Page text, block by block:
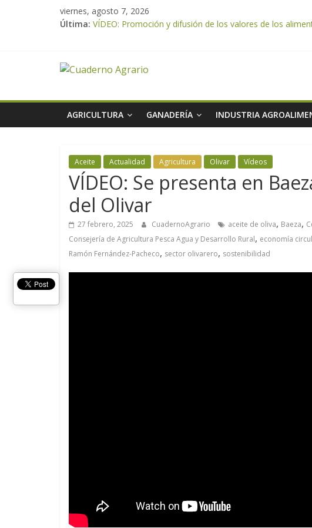
viernes, agosto 7, 2026
Última: VÍDEO: Promoción y difusión de los valores de los
El Ministerio de Agricultura, Pesca y Alimentación
El Ministerio de Agricultura, Pesca y Alimentación
AGRICULTURA GANADERÍA INDUSTRIA
Aceite Actualidad Agricultura Olivar Vídeos
VÍDEO: Se presenta en
del Olivar
27 febrero, 2025 CuadernoAgrario aceite de oliva, Baeza,
Consejería de Agricultura Pesca Agua y Desarrollo Rural, economía
Ramón Fernández-Pacheco, sector olivarero, sostenibilidad